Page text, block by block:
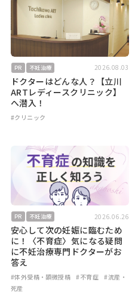
PR 不妊治療 2026.08.03
ドクターはどんな人？【立川
ARTレディースクリニック】
へ潜入！
#クリニック
PR 不妊治療 2026.06.26
安心して次の妊娠に臨むため
に！〈不育症〉気になる疑問
に不妊治療専門ドクターがお
答え
#体外受精・顕微授精 #不育症
#流産・
死産